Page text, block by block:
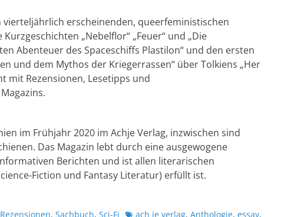
erscheinenden, queerfeministischen
„Nebelflor“ „Feuer“ und „Die
Abenteuer des Spaceschiffs Plastilon“ und den ersten
und dem Mythos der Kriegerrassen“ über Tolkiens „Her
mit Rezensionen, Lesetipps und
im Frühjahr 2020 im Achje Verlag, inzwischen sind
Das Magazin lebt durch eine ausgewogene
Berichten und ist allen literarischen
Fiction und Fantasy Literatur) erfüllt ist.
Rezensionen, Sachbuch, Sci-Fi Schlagworte
ach je verlag, Anthologie, essay,